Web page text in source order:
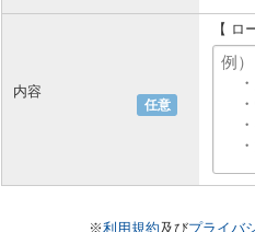
任意
内容
【 ロ
※利用規約及びプライバ